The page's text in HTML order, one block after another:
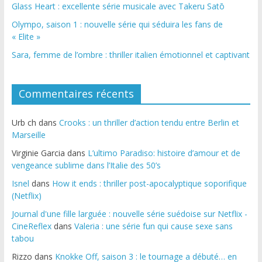
Glass Heart : excellente série musicale avec Takeru Satō
Olympo, saison 1 : nouvelle série qui séduira les fans de
« Elite »
Sara, femme de l’ombre : thriller italien émotionnel et captivant
Commentaires récents
Urb ch dans Crooks : un thriller d’action tendu entre Berlin et
Marseille
Virginie Garcia dans L’ultimo Paradiso: histoire d’amour et de
vengeance sublime dans l’Italie des 50’s
Isnel dans How it ends : thriller post-apocalyptique soporifique
(Netflix)
Journal d'une fille larguée : nouvelle série suédoise sur Netflix -
CineReflexdans Valeria : une série fun qui cause sexe sans
tabou
Rizzo dans Knokke Off, saison 3 : le tournage a débuté… en